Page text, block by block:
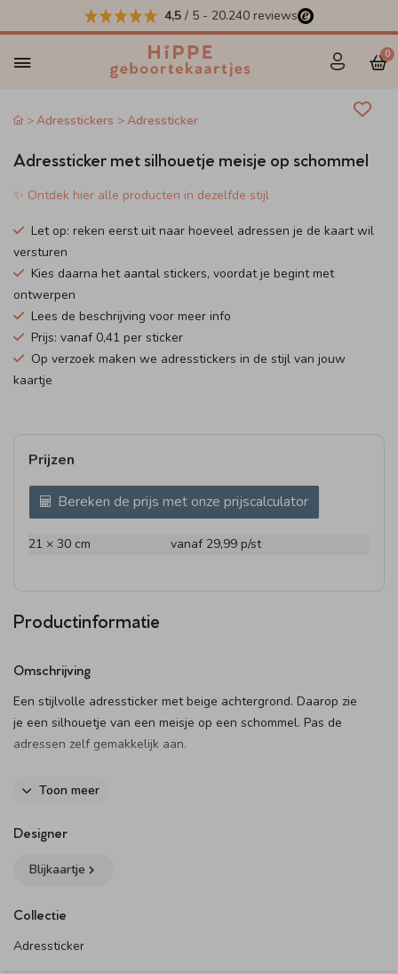
4,5 / 5 - 20.240 reviews
0
Adresstickers Adressticker
Adressticker met silhouetje meisje op schommel
✨ Ontdek hier alle producten in dezelfde stijl
Let op: reken eerst uit naar hoeveel adressen je de kaart wil
versturen
Kies daarna het aantal stickers, voordat je begint met
ontwerpen
Lees de beschrijving voor meer info
Prijs: vanaf 0,41 per sticker
Op verzoek maken we adresstickers in de stijl van jouw
kaartje
Prijzen
Bereken de prijs met onze prijscalculator
21 × 30 cm vanaf 29,99 p/st
Productinformatie
Omschrijving
Een stijlvolle adressticker met beige achtergrond. Daarop zie
je een silhouetje van een meisje op een schommel. Pas de
adressen zelf gemakkelijk aan.
Dit product maakt onderdeel uit van
Toon meer
Designer
Blijkaartje
Collectie
Adressticker